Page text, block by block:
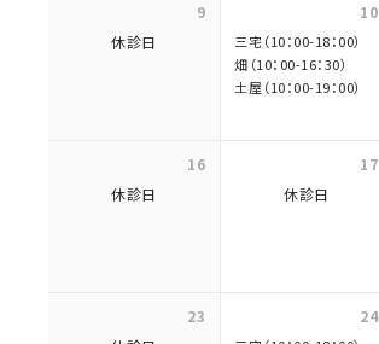
9
休診日
10
三宅（10：00-18：00）
畑（10：00-16：30）
土屋（10：00-19：00）
16
休診日
17
休診日
23
24